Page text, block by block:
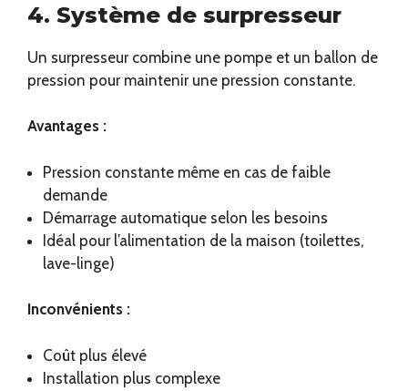
4. Système de surpresseur
Un surpresseur combine une pompe et un ballon de
pression pour maintenir une pression constante.
Avantages :
Pression constante même en cas de faible
demande
Démarrage automatique selon les besoins
Idéal pour l’alimentation de la maison (toilettes,
lave-linge)
Inconvénients :
Coût plus élevé
Installation plus complexe